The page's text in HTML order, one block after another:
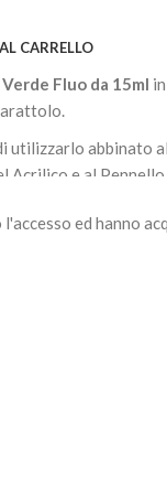
CARRELLO
Fluo da 15ml in
utilizzarlo abbinato
Acrilico e al Pennello
ed hanno